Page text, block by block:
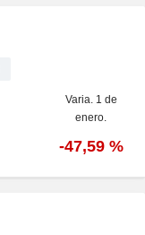
Varia. 1 de
enero.
-47,59 %